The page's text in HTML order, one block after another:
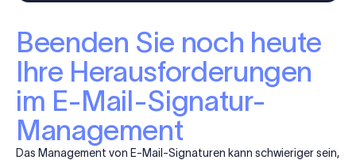
Beenden Sie noch heute
Ihre Herausforderungen
im E-Mail-Signatur-
Management
Das Management von E-Mail-Signaturen kann schwieriger sein,